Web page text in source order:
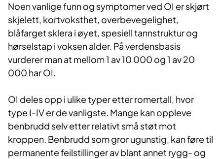
Noen vanlige funn og symptomer ved OI er skjørt
skjelett, kortvoksthet, overbevegelighet,
blåfarget sklera i øyet, spesiell tannstruktur og
hørselstap i voksen alder. På verdensbasis
vurderer man at mellom 1 av 10 000 og 1 av 20
000 har OI.
OI deles opp i ulike typer etter romertall, hvor
type I-IV er de vanligste. Mange kan oppleve
benbrudd selv etter relativt små støt mot
kroppen. Benbrudd som gror ugunstig, kan føre til
permanente feilstillinger av blant annet rygg- og